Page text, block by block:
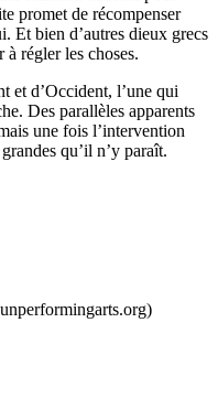
promet de récompenser
Et bien d’autres dieux grecs
régler les choses.
et d’Occident, l’une qui
Des parallèles apparents
une fois l’intervention
qu’il n’y paraît.